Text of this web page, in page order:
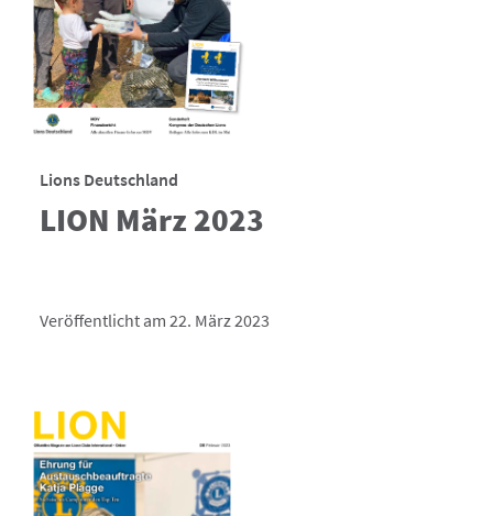
Lions Deutschland
LION März 2023
Veröffentlicht am 22. März 2023